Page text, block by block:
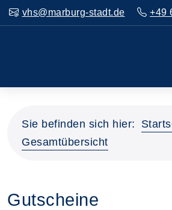
vhs@marburg-stadt.de +49
Sie befinden sich hier:
Gesamtübersicht
Gutscheine